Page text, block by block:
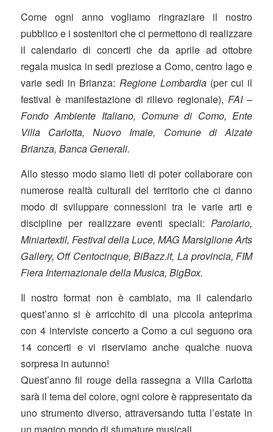
Come ogni anno vogliamo ringraziare il nostro
pubblico e i sostenitori che ci permettono di realizzare
il calendario di concerti che da aprile ad ottobre
regala musica in sedi preziose a Como, centro lago e
varie sedi in Brianza: Regione Lombardia(per cui il
festival è manifestazione di rilievo regionale),FAI –
Fondo Ambiente Italiano, Comune di Como, Ente
Villa Carlotta, Nuovo Imaie, Comune di Alzate
Brianza, Banca Generali.
Allo stesso modo siamo lieti di poter collaborare con
numerose realtà culturali del territorio che ci danno
modo di sviluppare connessioni tra le varie arti e
discipline per realizzare eventi speciali:Parolario,
Miniartextil, Festival della Luce, MAG Marsiglione Arts
Gallery, Off Centocinque, BiBazz.it, La provincia, FIM
Fiera Internazionale della Musica, BigBox.
Il nostro format non è cambiato, ma il calendario
quest’anno si è arricchito di una piccola anteprima
con 4 interviste concerto a Como a cui seguono ora
14 concerti e vi riserviamo anche qualche nuova
sorpresa in autunno!
Quest’anno fil rouge della rassegna a Villa Carlotta
sarà il tema del colore, ogni colore è rappresentato da
uno strumento diverso, attraversando tutta l’estate in
un magico mondo di sfumature musicali.